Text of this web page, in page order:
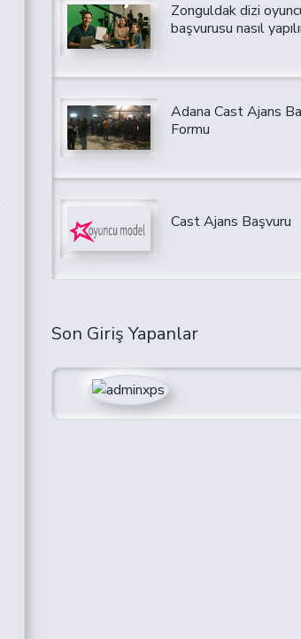
Zonguldak dizi
başvurusu nasıl
Adana Cast Ajans
Formu
Cast Ajans Başvuru
Son Giriş Yapanlar